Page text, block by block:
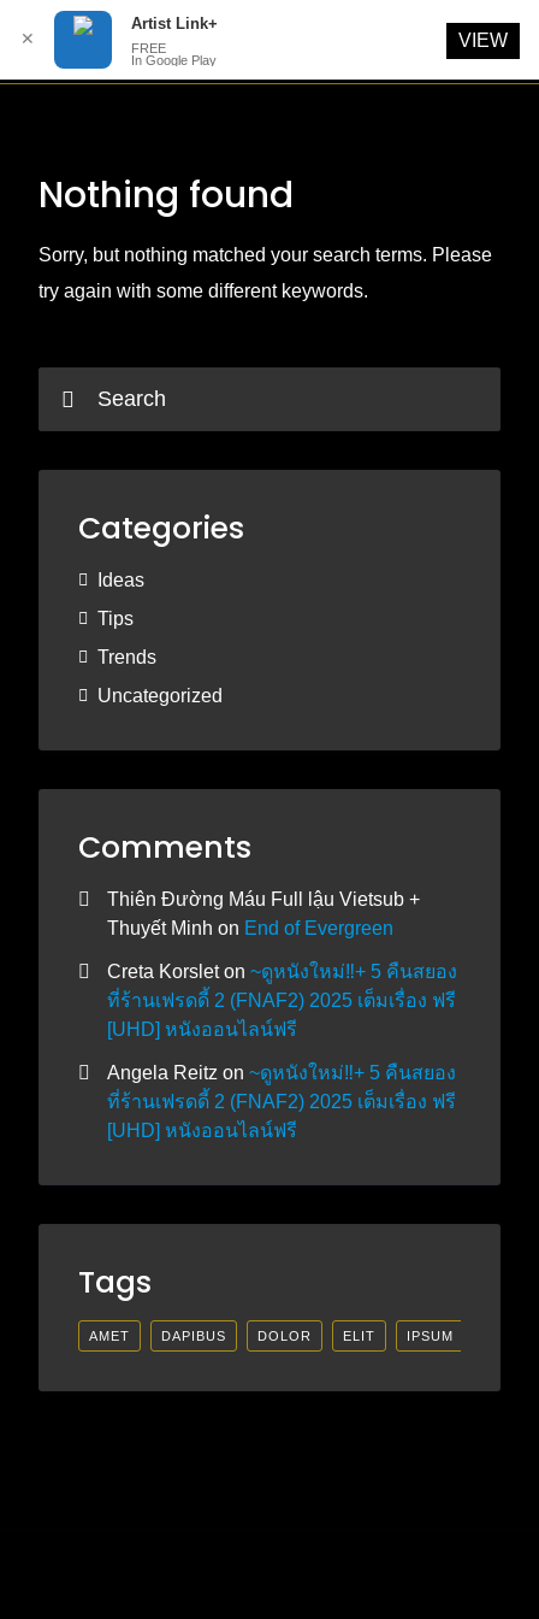
Nothing found
Sorry, but nothing matched your search terms. Please
try again with some different keywords.
Categories
Ideas
Tips
Trends
Uncategorized
Comments
Thiên Đường Máu Full lậu Vietsub +
Thuyết Minh on End of Evergreen
Creta Korsleton ~ดูหนังใหม่‼️+ 5 คืนสยอง
ที่ร้านเฟรดดี้ 2 (FNAF2) 2025 เต็มเรื่อง ฟรี
[UHD] หนังออนไลน์ฟรี
Angela Reitz on ~ดูหนังใหม่‼️+ 5 คืนสยอง
ที่ร้านเฟรดดี้ 2 (FNAF2) 2025 เต็มเรื่อง ฟรี
[UHD] หนังออนไลน์ฟรี
Tags
AMET DAPIBUS DOLOR ELIT IPSUM
✕
Artist Link+
FREE
In Google Play
VIEW